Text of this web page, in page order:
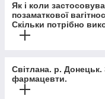
Як і коли
позаматкової
Скільки потрібно
Світлана. р.
фармацевти.